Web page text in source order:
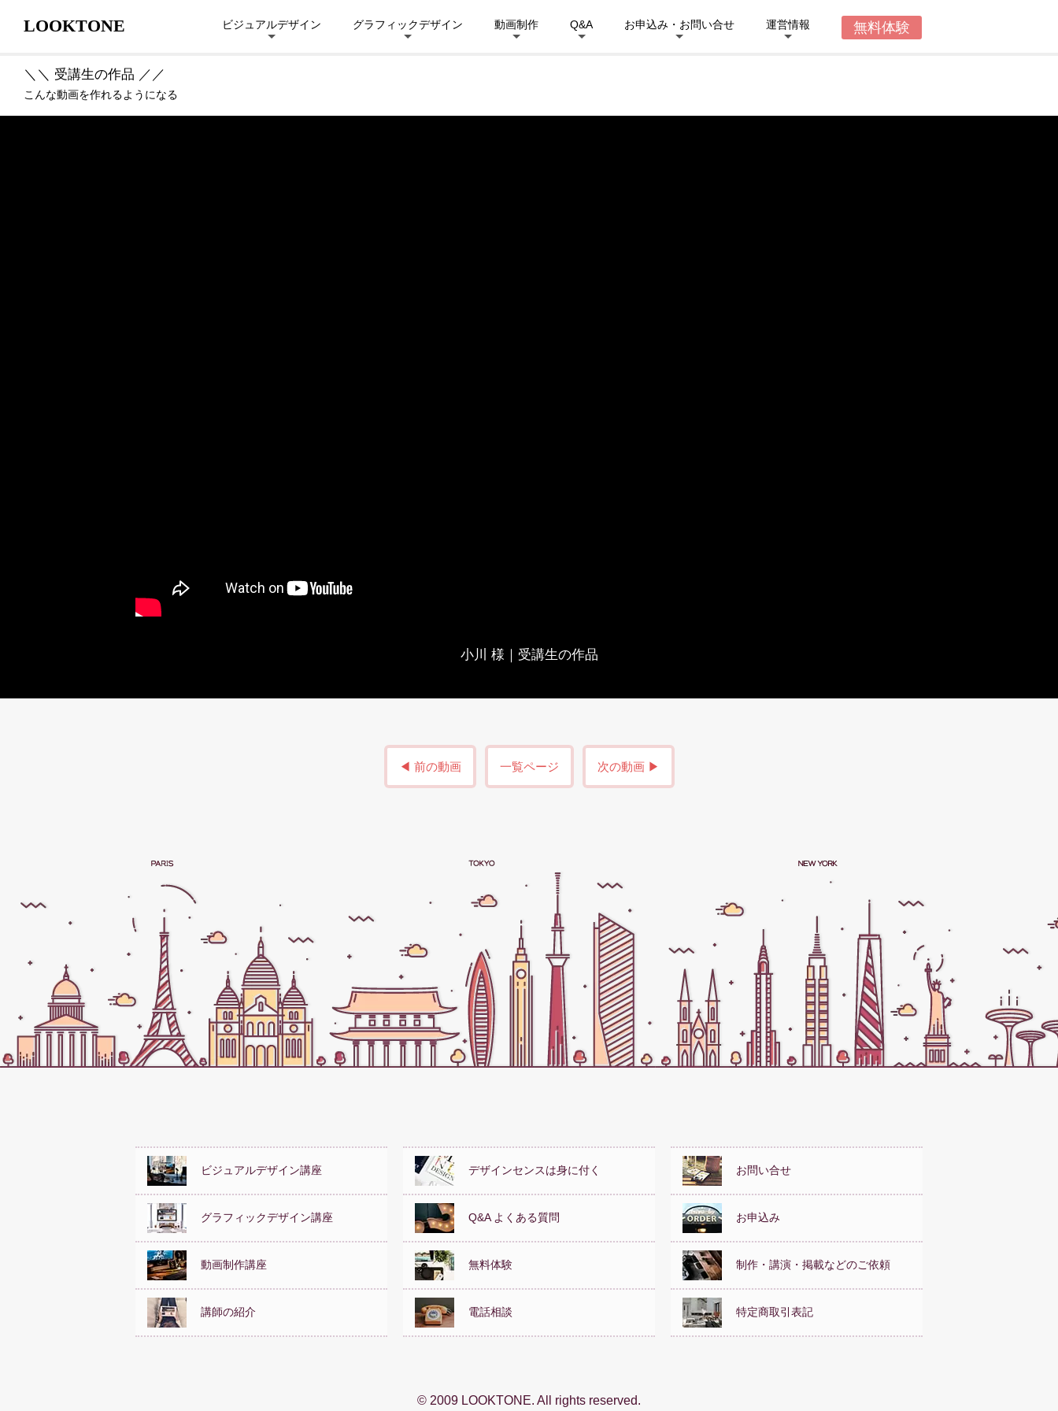
LOOKTONE ビジュアルデザイン グラフィックデザイン 動画制作 Q&A お申込み・お問い合せ 運営情報 無料体験
＼＼ 受講生の作品 ／／
こんな動画を作れるようになる
小川 様｜受講生の作品
◀ 前の動画 一覧ページ 次の動画 ▶
ビジュアルデザイン講座
グラフィックデザイン講座
動画制作講座
講師の紹介
デザインセンスは身に付く
Q&A よくある質問
無料体験
電話相談
お問い合せ
お申込み
制作・講演・掲載などのご依頼
特定商取引表記
© 2009 LOOKTONE. All rights reserved.